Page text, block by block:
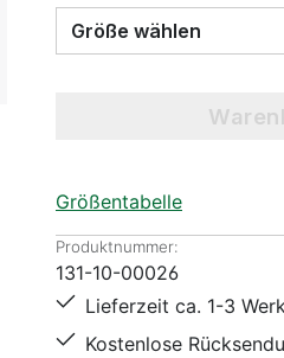
Größe wählen
Größentabelle
Produktnummer:
131-10-00026
Lieferzeit ca. 1-3
Kostenlose